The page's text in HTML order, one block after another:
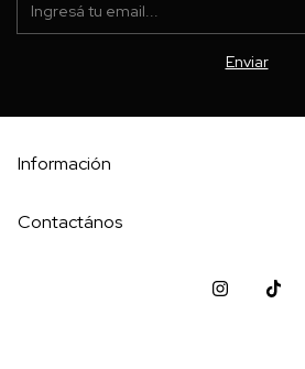
Información
Contactános